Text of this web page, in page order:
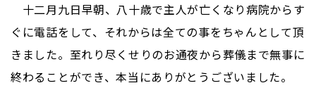
十二月九日早朝、八十歳で主人が亡くなり病院からす
ぐに電話をして、それからは全ての事をちゃんとして頂
きました。至れり尽くせりのお通夜から葬儀まで無事に
終わることができ、本当にありがとうございました。